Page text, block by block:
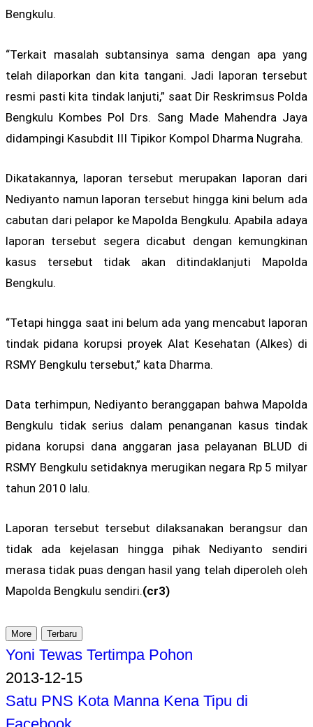
Bengkulu.
“Terkait masalah subtansinya sama dengan apa yang
telah dilaporkan dan kita tangani. Jadi laporan tersebut
resmi pasti kita tindak lanjuti,” saat Dir Reskrimsus Polda
Bengkulu Kombes Pol Drs. Sang Made Mahendra Jaya
didampingi Kasubdit III Tipikor Kompol Dharma Nugraha.
Dikatakannya, laporan tersebut merupakan laporan dari
Nediyanto namun laporan tersebut hingga kini belum ada
cabutan dari pelapor ke Mapolda Bengkulu. Apabila adaya
laporan tersebut segera dicabut dengan kemungkinan
kasus tersebut tidak akan ditindaklanjuti Mapolda
Bengkulu.
“Tetapi hingga saat ini belum ada yang mencabut laporan
tindak pidana korupsi proyek Alat Kesehatan (Alkes) di
RSMY Bengkulu tersebut,” kata Dharma.
Data terhimpun, Nediyanto beranggapan bahwa Mapolda
Bengkulu tidak serius dalam penanganan kasus tindak
pidana korupsi dana anggaran jasa pelayanan BLUD di
RSMY Bengkulu setidaknya merugikan negara Rp 5 milyar
tahun 2010 lalu.
Laporan tersebut tersebut dilaksanakan berangsur dan
tidak ada kejelasan hingga pihak Nediyanto sendiri
merasa tidak puas dengan hasil yang telah diperoleh oleh
Mapolda Bengkulu sendiri.(cr3)
More Terbaru
Yoni Tewas Tertimpa Pohon
2013-12-15
Satu PNS Kota Manna Kena Tipu di